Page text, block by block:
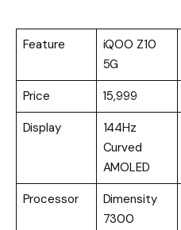
Feature
iQOO Z10
5G
Price
₹15,999
Display
144Hz
Curved
AMOLED
Processor
Dimensity
7300